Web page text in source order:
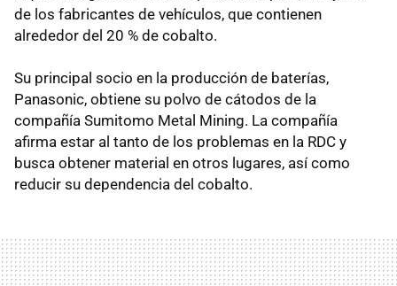
de los fabricantes de vehículos, que contienen
alrededor del 20 % de cobalto.
Su principal socio en la producción de baterías,
Panasonic, obtiene su polvo de cátodos de la
compañía Sumitomo Metal Mining. La compañía
afirma estar al tanto de los problemas en la RDC y
busca obtener material en otros lugares, así como
reducir su dependencia del cobalto.